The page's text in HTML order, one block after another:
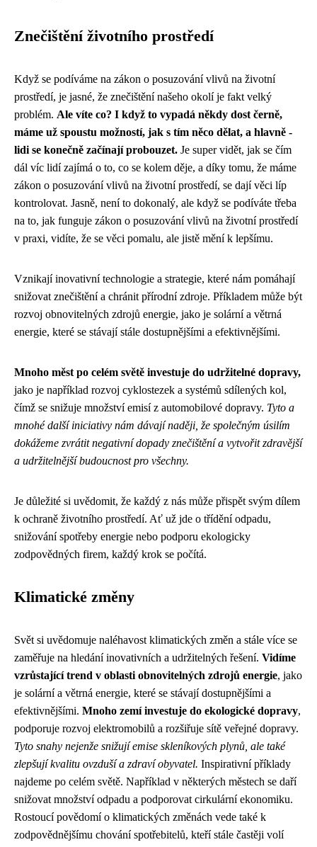
Znečištění životního prostředí
Když se podíváme na zákon o posuzování vlivů na životní
prostředí, je jasné, že znečištění našeho okolí je fakt velký
problém. Ale víte co? I když to vypadá někdy dost černě,
máme už spoustu možností, jak s tím něco dělat, a hlavně -
lidi se konečně začínají probouzet. Je super vidět, jak se čím
dál víc lidí zajímá o to, co se kolem děje, a díky tomu, že máme
zákon o posuzování vlivů na životní prostředí, se dají věci líp
kontrolovat. Jasně, není to dokonalý, ale když se podíváte třeba
na to, jak funguje zákon o posuzování vlivů na životní prostředí
v praxi, vidíte, že se věci pomalu, ale jistě mění k lepšímu.
Vznikají inovativní technologie a strategie, které nám pomáhají
snižovat znečištění a chránit přírodní zdroje. Příkladem může být
rozvoj obnovitelných zdrojů energie, jako je solární a větrná
energie, které se stávají stále dostupnějšími a efektivnějšími.
Mnoho měst po celém světě investuje do udržitelné dopravy,
jako je například rozvoj cyklostezek a systémů sdílených kol,
čímž se snižuje množství emisí z automobilové dopravy. Tyto a
mnohé další iniciativy nám dávají naději, že společným úsilím
dokážeme zvrátit negativní dopady znečištění a vytvořit zdravější
a udržitelnější budoucnost pro všechny.
Je důležité si uvědomit, že každý z nás může přispět svým dílem
k ochraně životního prostředí. Ať už jde o třídění odpadu,
snižování spotřeby energie nebo podporu ekologicky
zodpovědných firem, každý krok se počítá.
Klimatické změny
Svět si uvědomuje naléhavost klimatických změn a stále více se
zaměřuje na hledání inovativních a udržitelných řešení. Vidíme
vzrůstající trend v oblasti obnovitelných zdrojů energie, jako
je solární a větrná energie, které se stávají dostupnějšími a
efektivnějšími. Mnoho zemí investuje do ekologické dopravy,
podporuje rozvoj elektromobilů a rozšiřuje sítě veřejné dopravy.
Tyto snahy nejenže snižují emise skleníkových plynů, ale také
zlepšují kvalitu ovzduší a zdraví obyvatel. Inspirativní příklady
najdeme po celém světě. Například v některých městech se daří
snižovat množství odpadu a podporovat cirkulární ekonomiku.
Rostoucí povědomí o klimatických změnách vede také k
zodpovědnějšímu chování spotřebitelů, kteří stále častěji volí